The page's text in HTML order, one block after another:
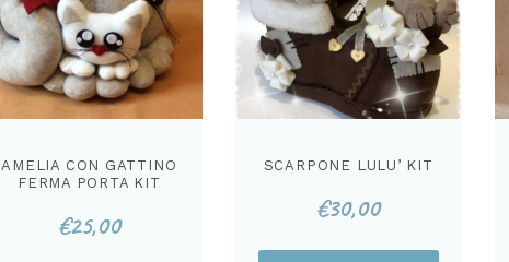
AMELIA CON GATTINO
FERMA PORTA KIT
€25,00
SCARPONE LULU’ KIT
€30,00